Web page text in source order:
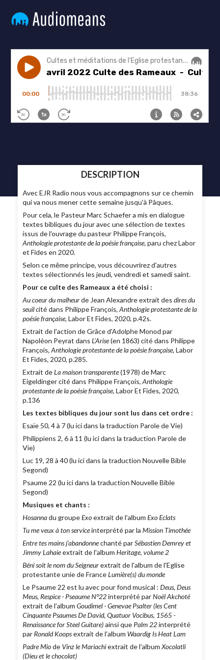
DESCRIPTION
Avec EJR Radio nous vous accompagnons sur ce chemin
qui va nous mener cette semaine jusqu'à Pâques.
Pour cela, le Pasteur Marc Schaefer a mis en dialogue
textes bibliques du jour avec une sélection de textes
issus de l'ouvrage du pasteur Philippe François,
Anthologie protestante de la poésie française,paru chez Labor
et Fides en 2020.
Selon ce même principe, vous découvrirez d'autres
textes sélectionnés les jeudi, vendredi et samedi saint.
Pour ce culte des Rameaux a été choisi :
Au coeur du malheurde Jean Alexandre extrait desdires du
seuil cité dans Philippe François,Anthologie protestante de la
poésie française, Labor Et Fides, 2020, p.42s.
Extrait de l'action de Grâce d'Adolphe Monod par
Napoléon Peyrat dansL'Arise(en 1863) cité dans Philippe
François,Anthologie protestante de la poésie française, Labor
Et Fides, 2020, p.285.
Extrait deLa maison transparente(1978) de Marc
Eigeldinger cité dans Philippe François,Anthologie
protestante de la poésie française, Labor Et Fides, 2020,
p.136
Les textes bibliques du jour sont lus dans cet ordre :
Esaïe 50, 4 à 7 (lu ici dans la traduction Parole de Vie)
Philippiens 2, 6 à 11 (lu ici dans la traduction Parole de
Vie)
Luc 19, 28 à 40 (lu ici dans la traduction Nouvelle Bible
Segond)
Psaume 22 (lu ici dans la traduction Nouvelle Bible
Segond)
Musiques et chants :
Hosannadu groupeExoextrait de l'albumExo Eclats
Tu me veux à ton serviceinterprété par laMission Timothée
Entre tes mains j'abandonnechanté parSébastien Demrey et
Jimmy Lahaieextrait de l'albumHeritage, volume 2
Béni soit le nom du Seigneurextrait de l'album de l'Eglise
protestante unie de FranceLumière(s) du monde
Le Psaume 22 est lu avec pour fond musical :Deus, Deus
Meus, Respice - Pseaume N°22interprété parNoël Akchoté
extrait de l'albumGoudimel - Genevae Psalter (les Cent
Cinquante Psaumes De David, Quatuor Vocibus, 1565 -
Renaissance for Steel Guitare)ainsi que Palm 22interprété
par Ronald Koopsextrait de l'album Waardig Is Heat Lam
Padre Miode Vinz le Mariachiextrait de l'albumXocolatli
(Dieu et le chocolat)